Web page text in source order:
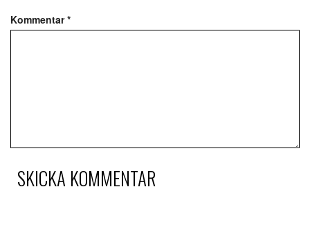
Kommentar*
SKICKA KOMMENTAR